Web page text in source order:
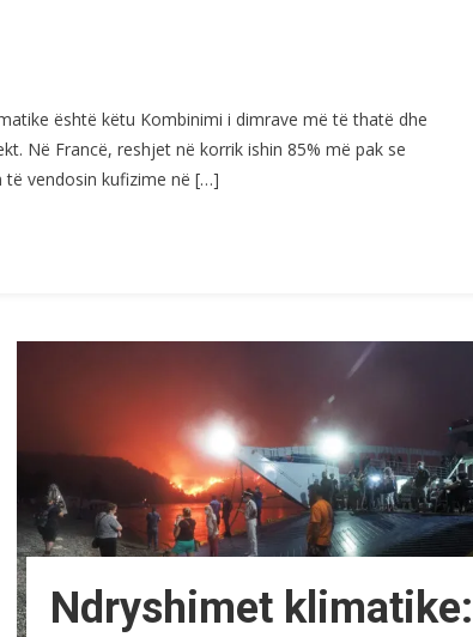
është këtu Kombinimi i dimrave më të thatë dhe
Në Francë, reshjet në korrik ishin 85% më pak se
vendosin kufizime në […]
Ndryshimet klimatike: